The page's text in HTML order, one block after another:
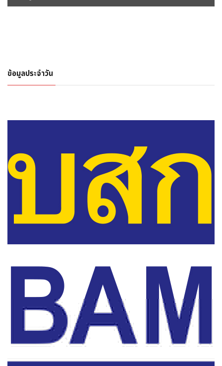
ข้อมูลประจำวัน